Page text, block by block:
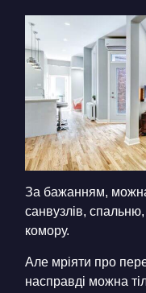
За бажанням, можна
санвузлів,
комору.
Але мріяти про
насправді можна